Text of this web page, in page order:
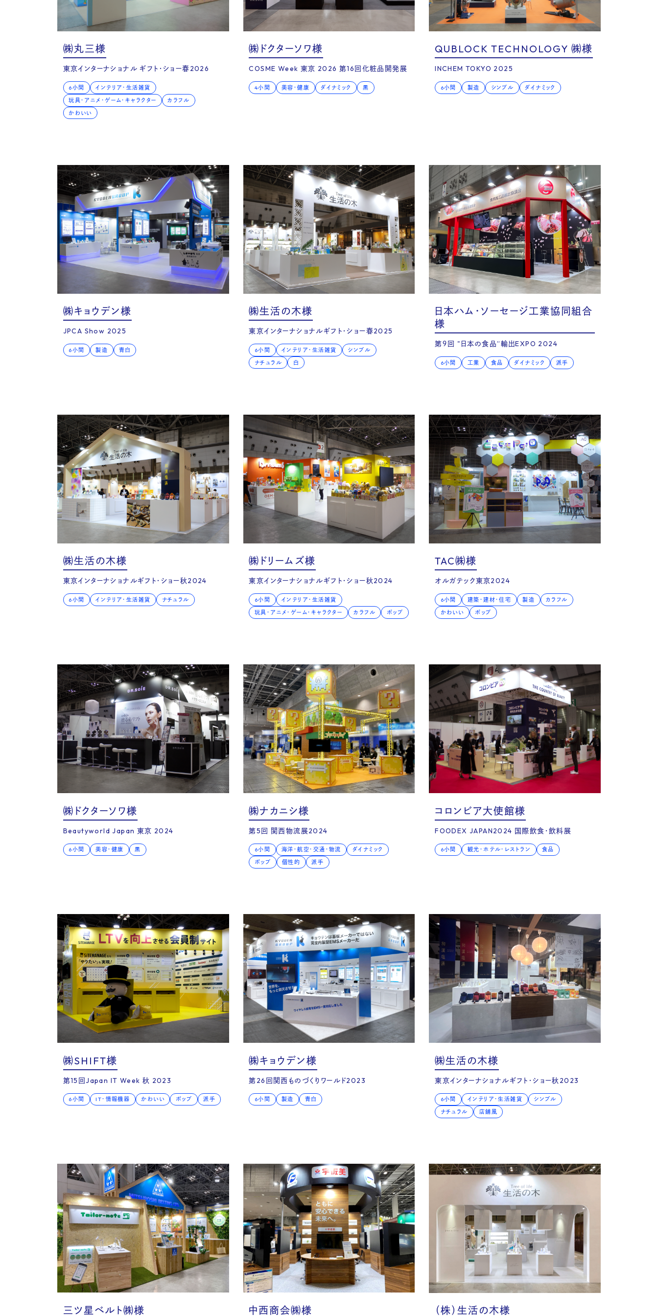
Case study
& Voice
Service
Company
FAQ
Blog
Recruit
㈱丸三様
東京インターナショナル ギフト・ショー春2026
6小間
インテリア・生活雑貨
玩具・アニメ・ゲーム・キャラクター
カラフル
かわいい
㈱ドクターソワ様
COSME Week 東京 2026 第16回化粧品開発展
4小間 美容・健康 ダイナミック 黒
QUBLOCK TECHNOLOGY ㈱様
INCHEM TOKYO 2025
6小間 製造 シンプル ダイナミック
㈱キョウデン様
JPCA Show 2025
6小間 製造 青白
㈱生活の木様
東京インターナショナルギフト・ショー春2025
6小間 インテリア・生活雑貨
シンプル
ナチュラル
白
日本ハム・ソーセージ工業協同組合
様
第９回 "日本の食品”輸出EXPO 2024
6小間 工業 食品 ダイナミック 派手
㈱生活の木様
東京インターナショナルギフト・ショー秋2024
6小間 インテリア・生活雑貨 ナチュラル
㈱ドリームズ様
東京インターナショナルギフト・ショー秋2024
6小間
インテリア・生活雑貨
玩具・アニメ・ゲーム・キャラクター
カラフル ポップ
TAC㈱様
オルガテック東京2024
6小間 建築・建材・住宅 製造
カラフル
かわいい
ポップ
㈱ドクターソワ様
Beautyworld Japan 東京 2024
6小間 美容・健康 黒
㈱ナカニシ様
第5回 関西物流展2024
6小間 海洋・航空・交通・物流
ダイナミック
ポップ
個性的 派手
コロンビア大使館様
FOODEX JAPAN2024 国際飲食・飲料展
6小間 観光・ホテル・レストラン 食品
㈱SHIFT様
第15回Japan IT Week 秋 2023
6小間 IT・情報機器 かわいい ポップ 派手
㈱キョウデン様
第26回関西ものづくりワールド2023
6小間 製造 青白
㈱生活の木様
東京インターナショナルギフト・ショー秋2023
6小間 インテリア・生活雑貨
シンプル
ナチュラル
店舗風
三ツ星ベルト㈱様 中西商会㈱様 （株）生活の木様